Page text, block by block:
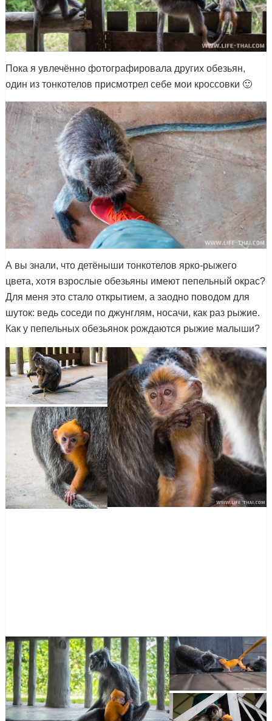
Пока я увлечённо фотографировала других обезьян,
один из тонкотелов присмотрел себе мои кроссовки 🙂
А вы знали, что детёныши тонкотелов ярко-рыжего
цвета, хотя взрослые обезьяны имеют пепельный окрас?
Для меня это стало открытием, а заодно поводом для
шуток: ведь соседи по джунглям, носачи, как раз рыжие.
Как у пепельных обезьянок рождаются рыжие малыши?